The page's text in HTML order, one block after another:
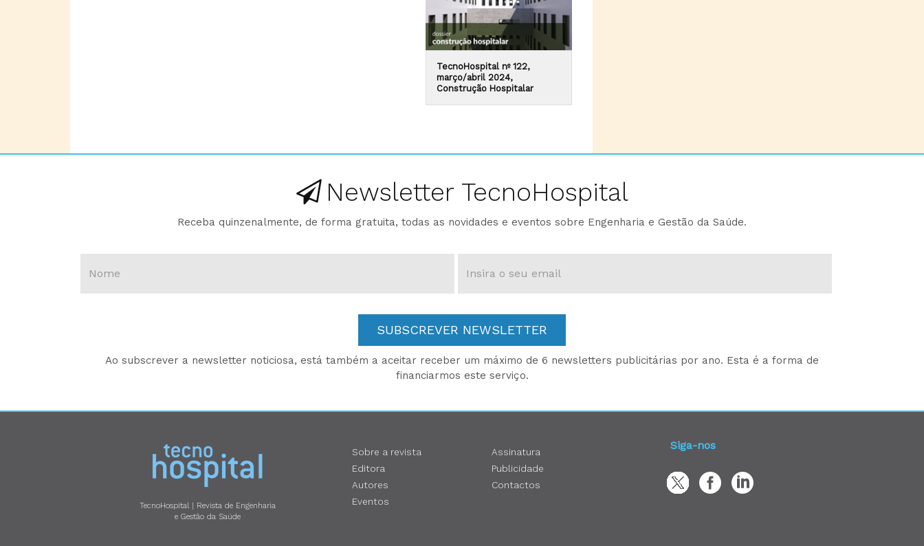
TecnoHospital nº 122,
março/abril 2024,
Construção Hospitalar
Newsletter TecnoHospital
Receba quinzenalmente, de forma gratuita, todas as novidades e eventos sobre Engenharia e Gestão da Saúde.
SUBSCREVER NEWSLETTER
Ao subscrever a newsletter noticiosa, está também a aceitar receber um máximo de 6 newsletters publicitárias por ano. Esta é a forma de
financiarmos este serviço.
TecnoHospital | Revista de Engenharia
e Gestão da Saúde
Sobre a revista
Editora
Autores
Eventos
Assinatura
Publicidade
Contactos
Siga-nos